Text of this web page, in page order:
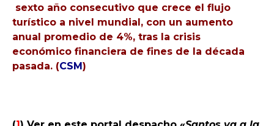
sexto año consecutivo que crece el flujo
turístico a nivel mundial, con un aumento
anual promedio de 4%, tras la crisis
económico financiera de fines de la década
pasada. (CSM)